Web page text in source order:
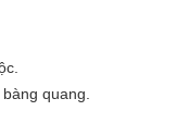
quang.